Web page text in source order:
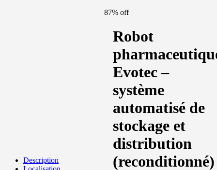
87% off
Robot
Evotec –
système
automatisé de
stockage et
distribution
(reconditionné)
Description